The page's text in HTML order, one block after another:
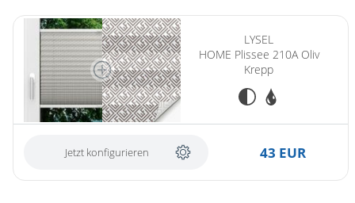
LYSEL
HOME Plissee 210A Oliv
Krepp
Jetzt konfigurieren 43 EUR